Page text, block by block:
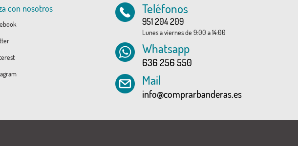
con nosotros Teléfonos
951 204 209
Lunes a viernes de 9:00 a 14:00
Whatsapp
636 256 550
Mail
info@comprarbanderas.es